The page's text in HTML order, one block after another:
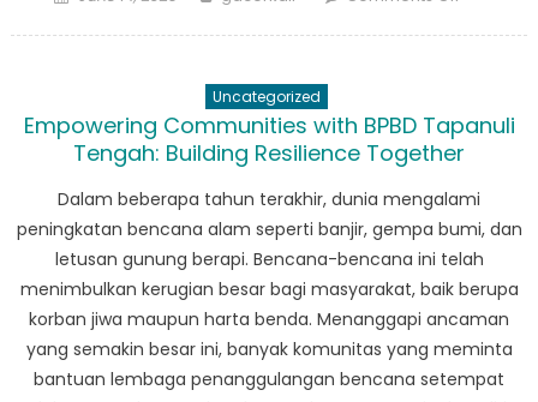
Tapanuli
Tengah’s
in
Disaster
Uncategorized
Empowering Communities with BPBD Tapanuli
Tengah: Building Resilience Together
Dalam beberapa tahun terakhir, dunia mengalami
peningkatan bencana alam seperti banjir, gempa bumi, dan
letusan gunung berapi. Bencana-bencana ini telah
menimbulkan kerugian besar bagi masyarakat, baik berupa
korban jiwa maupun harta benda. Menanggapi ancaman
yang semakin besar ini, banyak komunitas yang meminta
bantuan lembaga penanggulangan bencana setempat